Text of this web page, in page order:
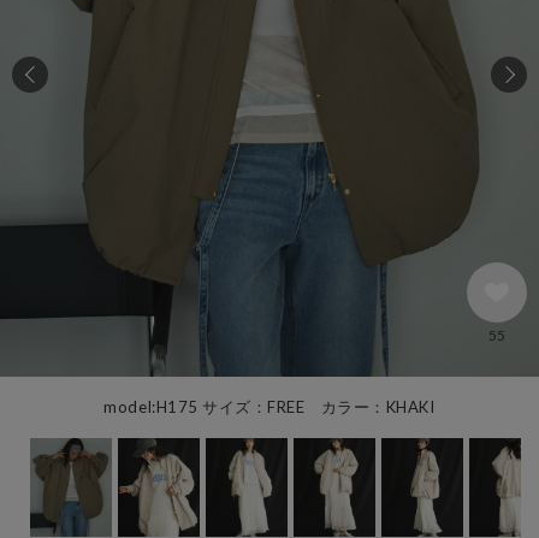
model:H175 サイズ：FREE カラー：KHAKI
55